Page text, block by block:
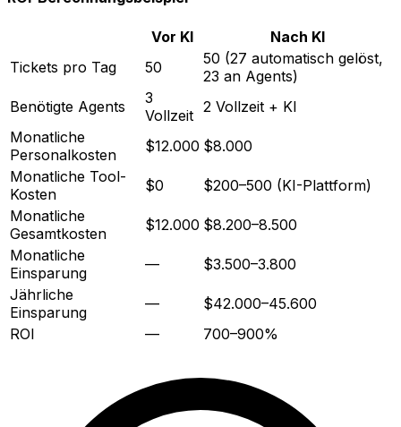
Vor KI
Nach KI
Tickets pro Tag
50
50 (27 automatisch gelöst,
23 an Agents)
Benötigte Agents
3
Vollzeit 2 Vollzeit + KI
Monatliche
Personalkosten
$12.000 $8.000
Monatliche Tool-
Kosten
$0
$200–500 (KI-Plattform)
Monatliche
Gesamtkosten
$12.000 $8.200–8.500
Monatliche
Einsparung
—
$3.500–3.800
Jährliche
Einsparung
—
$42.000–45.600
ROI
— 700–900%